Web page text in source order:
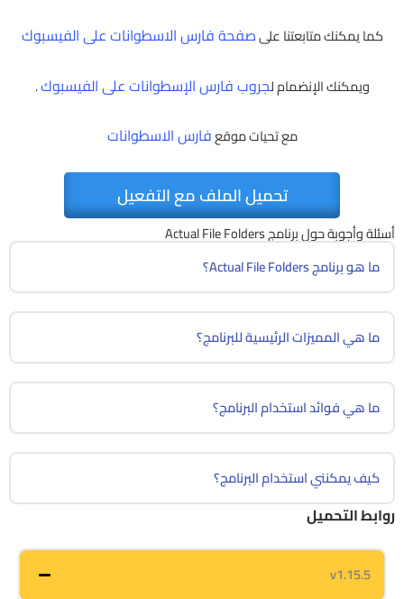
كما يمكنك متابعتنا علىصفحة فارس الاسطوانات على الفيسبوك
ويمكنك الإنضمام لجروب فارس الإسطوانات على الفيسبوك.
مع تحيات موقعفارس الاسطوانات
تحميل الملف مع التفعيل
أسئلة وأجوبة حول برنامج Actual File Folders
ما هو برنامج Actual File Folders؟
ما هي المميزات الرئيسية للبرنامج؟
ما هي فوائد استخدام البرنامج؟
كيف يمكنني استخدام البرنامج؟
روابط التحميل
v1.15.5